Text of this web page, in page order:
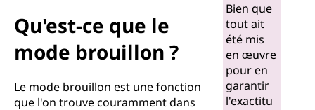
Qu'est-ce que le
mode brouillon ?
Le mode brouillon est une fonction
que l'on trouve couramment dans
Bien que
tout ait
été mis
en œuvre
pour en
garantir
l'exactitu